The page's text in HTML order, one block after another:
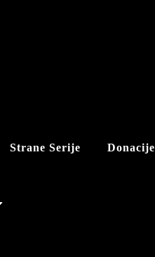
Strane Serije Donacije